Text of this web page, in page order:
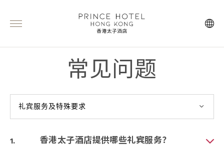
常见问题
礼宾服务及特殊要求
香港太子酒店提供哪些礼宾服务？